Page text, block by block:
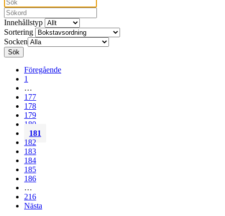
Innehållstyp
Sortering
Socken
Sök
Föregående
1
…
177
178
179
180
181
182
183
184
185
186
…
216
Nästa